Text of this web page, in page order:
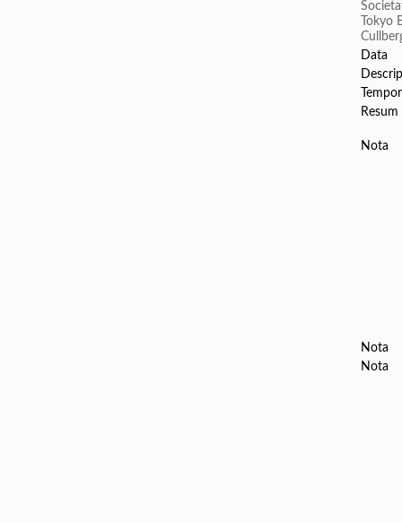
Tokyo
Data
Resum
Nota
Nota
Nota